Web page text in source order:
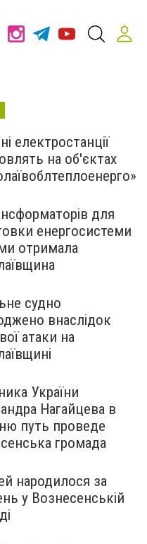
електростанції
на об'єктах
для
енергосистеми
отримала
судно
внаслідок
атаки на
України
Нагайцева в
путь проведе
громада
народилося за
у Вознесенській